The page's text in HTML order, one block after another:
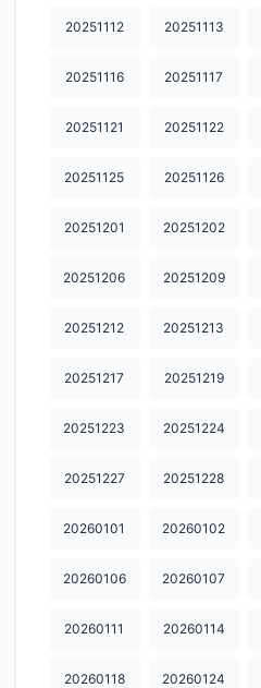
20251112 20251113
20251116 20251117
20251121 20251122
20251125 20251126
20251201 20251202
20251206 20251209
20251212 20251213
20251217 20251219
20251223 20251224
20251227 20251228
20260101 20260102
20260106 20260107
20260111 20260114
20260118 20260124